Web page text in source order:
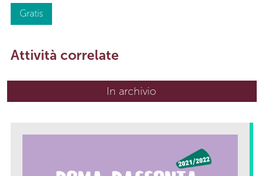
Gratis
Attività correlate
In archivio